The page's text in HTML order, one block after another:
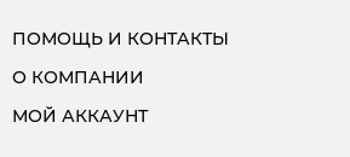
ПОМОЩЬ И КОНТАКТЫ
О КОМПАНИИ
МОЙ АККАУНТ